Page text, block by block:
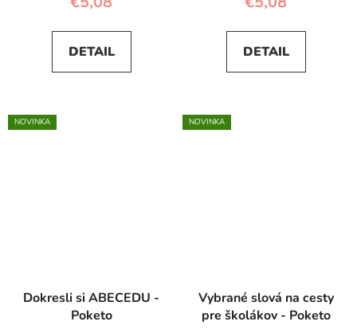
DETAIL DETAIL
NOVINKA
Dokresli si ABECEDU -
Poketo
NOVINKA
Vybrané slová na cesty
pre školákov - Poketo